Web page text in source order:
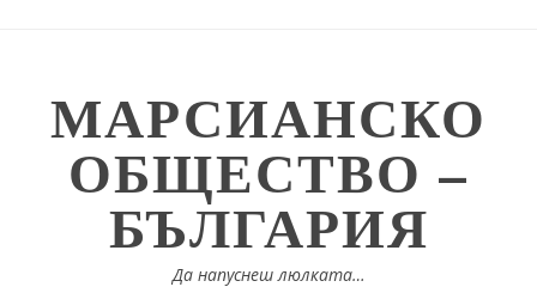
МАРСИАНСКО
ОБЩЕСТВО –
БЪЛГАРИЯ
Да напуснеш люлката…